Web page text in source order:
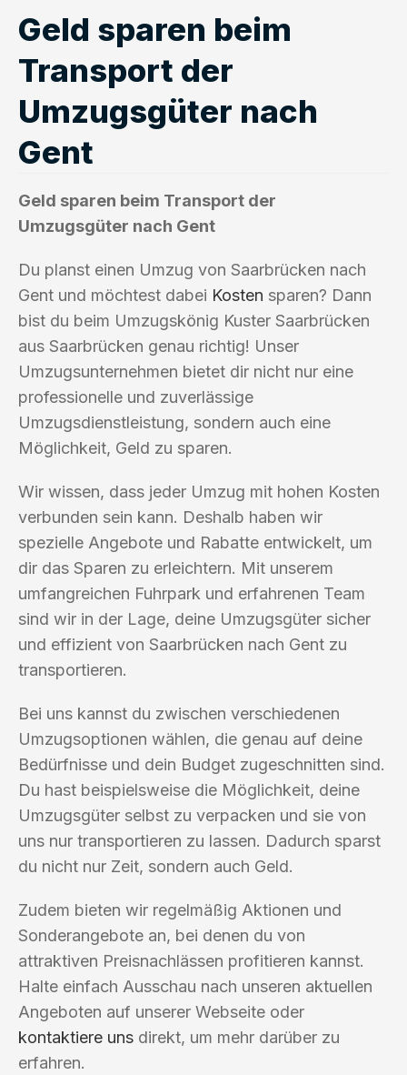
Geld sparen beim
Transport der
Umzugsgüter nach
Gent
Geld sparen beim Transport der
Umzugsgüter nach Gent
Du planst einen Umzug von Saarbrücken nach
Gent und möchtest dabei Kosten sparen? Dann
bist du beim Umzugskönig Kuster Saarbrücken
aus Saarbrücken genau richtig! Unser
Umzugsunternehmen bietet dir nicht nur eine
professionelle und zuverlässige
Umzugsdienstleistung, sondern auch eine
Möglichkeit, Geld zu sparen.
Wir wissen, dass jeder Umzug mit hohen Kosten
verbunden sein kann. Deshalb haben wir
spezielle Angebote und Rabatte entwickelt, um
dir das Sparen zu erleichtern. Mit unserem
umfangreichen Fuhrpark und erfahrenen Team
sind wir in der Lage, deine Umzugsgüter sicher
und effizient von Saarbrücken nach Gent zu
transportieren.
Bei uns kannst du zwischen verschiedenen
Umzugsoptionen wählen, die genau auf deine
Bedürfnisse und dein Budget zugeschnitten sind.
Du hast beispielsweise die Möglichkeit, deine
Umzugsgüter selbst zu verpacken und sie von
uns nur transportieren zu lassen. Dadurch sparst
du nicht nur Zeit, sondern auch Geld.
Zudem bieten wir regelmäßig Aktionen und
Sonderangebote an, bei denen du von
attraktiven Preisnachlässen profitieren kannst.
Halte einfach Ausschau nach unseren aktuellen
Angeboten auf unserer Webseite oder
kontaktiere uns direkt, um mehr darüber zu
erfahren.